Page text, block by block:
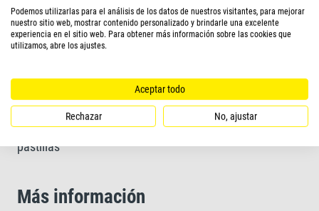
Agua limpia y mejor calidad del agua gracias a las
pastillas fáciles de ingerir y muy digeribles
Forma del alimento
pastillas
Más información
Podemos utilizarlas para el análisis de los datos de nuestros visitantes, para mejorar
nuestro sitio web, mostrar contenido personalizado y brindarle una excelente
experiencia en el sitio web. Para obtener más información sobre las cookies que
utilizamos, abre los ajustes.
Aceptar todo
Rechazar No, ajustar